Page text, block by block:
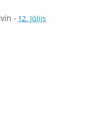
- 12. Jūlijs